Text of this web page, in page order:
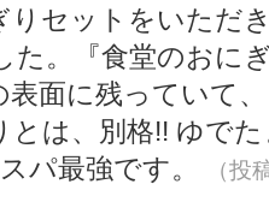
りセットをいただ
た。『食堂のおに
面に残っていて
とは、別格!! ゆで
パ最強です。
（